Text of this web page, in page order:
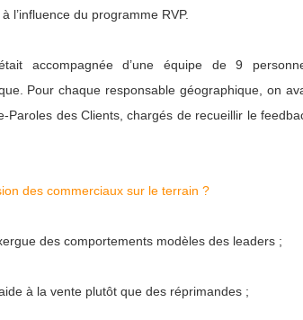
l’influence du programme RVP.
accompagnée d’une équipe de 9
Pour chaque responsable géographique, on
Paroles des Clients, chargés de recueillir le
des commerciaux sur le terrain ?
des comportements modèles des leaders ;
à la vente plutôt que des réprimandes ;